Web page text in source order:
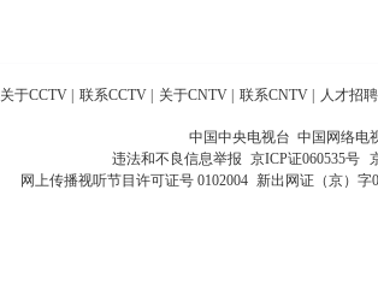
关于CCTV 联系CCTV 关于CNTV 联系CNTV 人才招聘
中国中央电视台 中国网络电
违法和不良信息举报 京ICP证060535号
网上传播视听节目许可证号 0102004 新出网证（京）